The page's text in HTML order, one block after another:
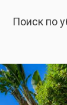
Поиск по